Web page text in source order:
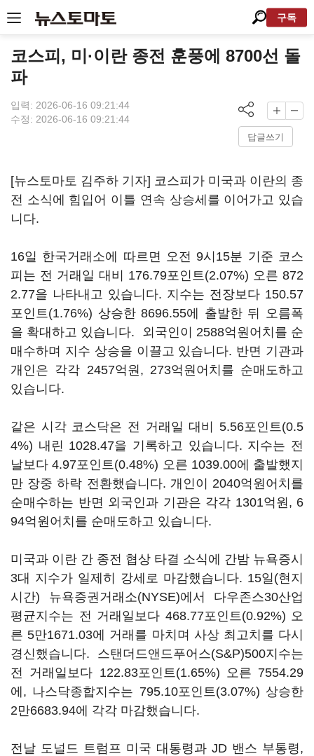
구독
코스피, 미·이란 종전 훈풍에 8700선 돌
파
입력: 2026-06-16 09:21:44
수정: 2026-06-16 09:21:44
답글쓰기
[뉴스토마토 김주하 기자] 코스피가 미국과 이란의 종
전 소식에 힘입어 이틀 연속 상승세를 이어가고 있습
니다.
16일 한국거래소에 따르면 오전 9시15분 기준 코스
피는 전 거래일 대비 176.79포인트(2.07%) 오른 872
2.77을 나타내고 있습니다. 지수는 전장보다 150.57
포인트(1.76%) 상승한 8696.55에 출발한 뒤 오름폭
을 확대하고 있습니다. 외국인이 2588억원어치를 순
매수하며 지수 상승을 이끌고 있습니다. 반면 기관과
개인은 각각 2457억원, 273억원어치를 순매도하고
있습니다.
같은 시각 코스닥은 전 거래일 대비 5.56포인트(0.5
4%) 내린 1028.47을 기록하고 있습니다. 지수는 전
날보다 4.97포인트(0.48%) 오른 1039.00에 출발했지
만 장중 하락 전환했습니다. 개인이 2040억원어치를
순매수하는 반면 외국인과 기관은 각각 1301억원, 6
94억원어치를 순매도하고 있습니다.
미국과 이란 간 종전 협상 타결 소식에 간밤 뉴욕증시
3대 지수가 일제히 강세로 마감했습니다. 15일(현지
시간) 뉴욕증권거래소(NYSE)에서 다우존스30산업
평균지수는 전 거래일보다 468.77포인트(0.92%) 오
른 5만1671.03에 거래를 마치며 사상 최고치를 다시
경신했습니다. 스탠더드앤드푸어스(S&P)500지수는
전 거래일보다 122.83포인트(1.65%) 오른 7554.29
에, 나스닥종합지수는 795.10포인트(3.07%) 상승한
2만6683.94에 각각 마감했습니다.
전날 도널드 트럼프 미국 대통령과 JD 밴스 부통령,